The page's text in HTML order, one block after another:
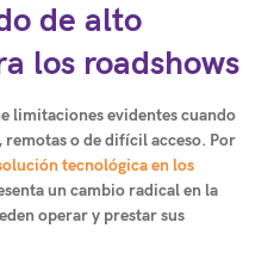
de alto
los roadshows
limitaciones evidentes cuando
o de difícil acceso. Por
tecnológica en los
un cambio radical en la
operar y prestar sus